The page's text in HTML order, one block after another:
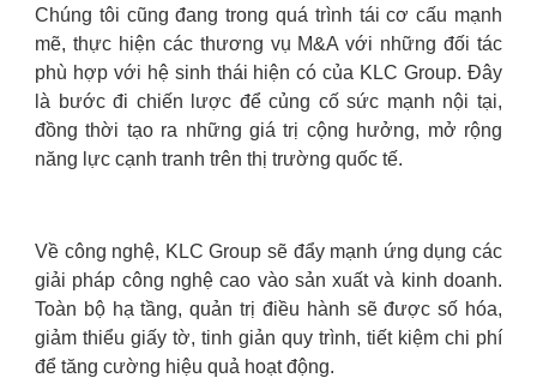
Chúng tôi cũng đang trong quá trình tái cơ cấu mạnh
mẽ, thực hiện các thương vụ M&A với những đối tác
phù hợp với hệ sinh thái hiện có của KLC Group. Đây
là bước đi chiến lược để củng cố sức mạnh nội tại,
đồng thời tạo ra những giá trị cộng hưởng, mở rộng
năng lực cạnh tranh trên thị trường quốc tế.
Về công nghệ, KLC Group sẽ đẩy mạnh ứng dụng các
giải pháp công nghệ cao vào sản xuất và kinh doanh.
Toàn bộ hạ tầng, quản trị điều hành sẽ được số hóa,
giảm thiểu giấy tờ, tinh giản quy trình, tiết kiệm chi phí
để tăng cường hiệu quả hoạt động.